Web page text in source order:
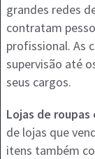
grandes redes
contratam
profissional. As
supervisão até
seus cargos.
Lojas de
de lojas que
itens também